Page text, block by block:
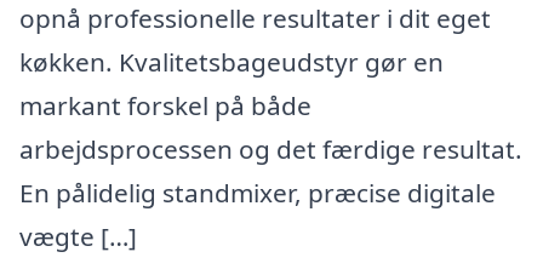
opnå professionelle resultater i dit eget
køkken. Kvalitetsbageudstyr gør en
markant forskel på både
arbejdsprocessen og det færdige resultat.
En pålidelig standmixer, præcise digitale
vægte […]